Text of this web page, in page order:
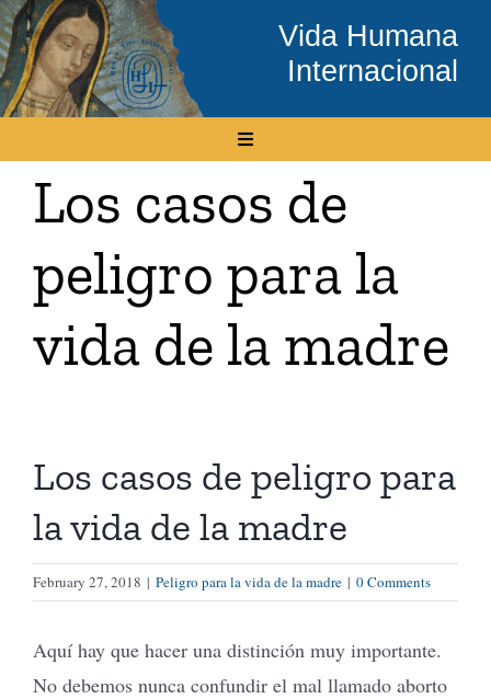
Skip
to
content
Vida Humana
Internacional
Toggle
Inicio
Conócenos
Temas
Media
Los casos de
peligro para la
vida de la madre
Los casos de peligro para
la vida de la madre
February 27, 2018 | Peligro para la vida de la madre | 0 Comments
Aquí hay que hacer una distinción muy importante.
No debemos nunca confundir el mal llamado aborto